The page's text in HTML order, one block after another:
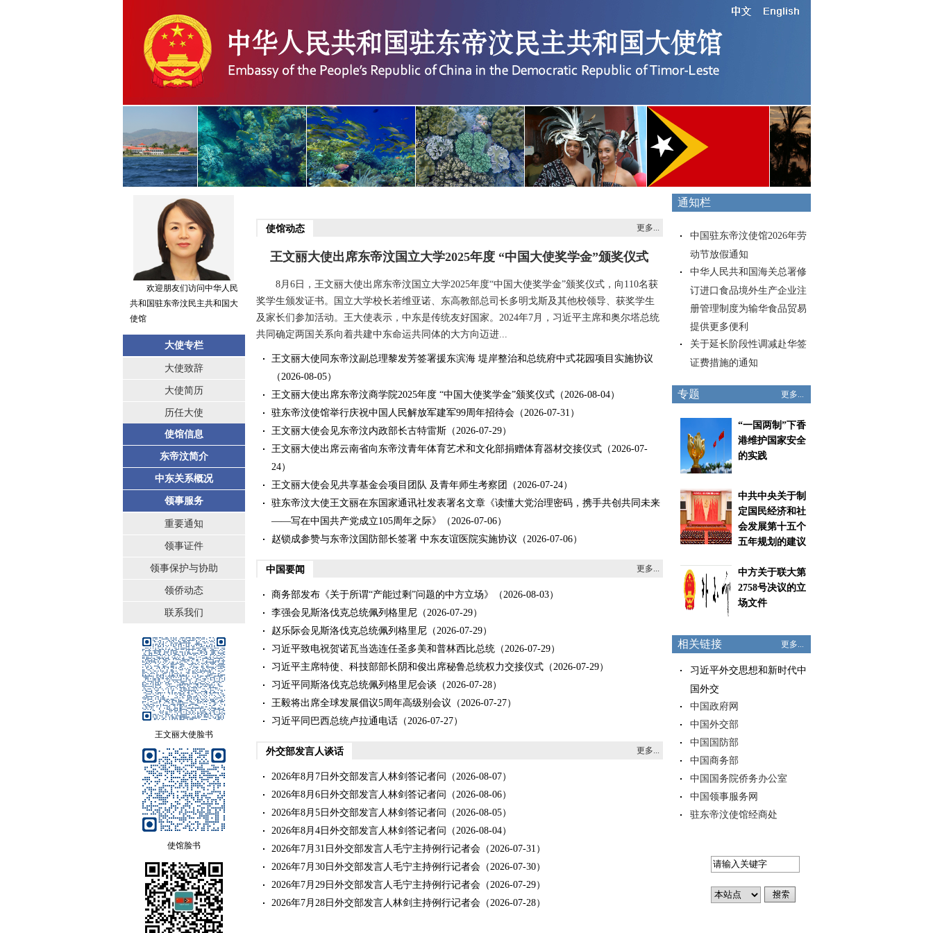
欢迎朋友们访问中华人民
共和国驻东帝汶民主共和国大
使馆
大使专栏
大使致辞
大使简历
历任大使
使馆信息
东帝汶简介
中东关系概况
领事服务
重要通知
领事证件
领事保护与协助
领侨动态
联系我们
王文丽大使脸书
使馆脸书
使馆动态 更多...
王文丽大使出席东帝汶国立大学2025年度 “中国大使奖学金”颁奖仪式
8月6日，王文丽大使出席东帝汶国立大学2025年度“中国大使奖学金”颁奖仪式，向110名获
奖学生颁发证书。国立大学校长若维亚诺、东高教部总司长多明戈斯及其他校领导、获奖学生
及家长们参加活动。王大使表示，中东是传统友好国家。2024年7月，习近平主席和奥尔塔总统
共同确定两国关系向着共建中东命运共同体的大方向迈进...
王文丽大使同东帝汶副总理黎发芳签署援东滨海 堤岸整治和总统府中式花园项目实施协议
（2026-08-05）
王文丽大使出席东帝汶商学院2025年度 “中国大使奖学金”颁奖仪式（2026-08-04）
驻东帝汶使馆举行庆祝中国人民解放军建军99周年招待会（2026-07-31）
王文丽大使会见东帝汶内政部长古特雷斯（2026-07-29）
王文丽大使出席云南省向东帝汶青年体育艺术和文化部捐赠体育器材交接仪式（2026-07-
24）
王文丽大使会见共享基金会项目团队 及青年师生考察团
（2026-07-24）
驻东帝汶大使王文丽在东国家通讯社发表署名文章《读懂大党治理密码，携手共创共同未来
——写在中国共产党成立105周年之际》
（2026-07-06）
赵锁成参赞与东帝汶国防部长签署 中东友谊医院实施协议 （2026-07-06）
中国要闻 更多...
商务部发布《关于所谓“产能过剩”问题的中方立场》
（2026-08-03）
李强会见斯洛伐克总统佩列格里尼（2026-07-29）
赵乐际会见斯洛伐克总统佩列格里尼（2026-07-29）
习近平致电祝贺诺瓦当选连任圣多美和普林西比总统（2026-07-29）
习近平主席特使、科技部部长阴和俊出席秘鲁总统权力交接仪式（2026-07-29）
习近平同斯洛伐克总统佩列格里尼会谈 （2026-07-28）
王毅将出席全球发展倡议5周年高级别会议 （2026-07-27）
习近平同巴西总统卢拉通电话（2026-07-27）
外交部发言人谈话 更多...
2026年8月7日外交部发言人林剑答记者问 （2026-08-07）
2026年8月6日外交部发言人林剑答记者问 （2026-08-06）
2026年8月5日外交部发言人林剑答记者问 （2026-08-05）
2026年8月4日外交部发言人林剑答记者问 （2026-08-04）
2026年7月31日外交部发言人毛宁主持例行记者会（2026-07-31）
2026年7月30日外交部发言人毛宁主持例行记者会（2026-07-30）
2026年7月29日外交部发言人毛宁主持例行记者会（2026-07-29）
2026年7月28日外交部发言人林剑主持例行记者会（2026-07-28）
通知栏
中国驻东帝汶使馆2026年劳
动节放假通知
中华人民共和国海关总署修
订进口食品境外生产企业注
册管理制度为输华食品贸易
提供更多便利
关于延长阶段性调减赴华签
证费措施的通知
专题 更多...
“一国两制”下香
港维护国家安全
的实践
中共中央关于制
定国民经济和社
会发展第十五个
五年规划的建议
中方关于联大第
2758号决议的立
场文件
相关链接 更多...
习近平外交思想和新时代中
国外交
中国政府网
中国外交部
中国国防部
中国商务部
中国国务院侨务办公室
中国领事服务网
驻东帝汶使馆经商处